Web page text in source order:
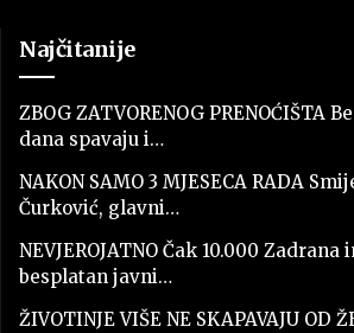
Najčitanije
ZBOG ZATVORENOG PRENOĆIŠTA
dana spavaju i…
NAKON SAMO 3 MJESECA RADA
Čurković, glavni…
NEVJEROJATNO Čak 10.000
besplatan javni…
ŽIVOTINJE VIŠE NE SKAPAVAJU OD